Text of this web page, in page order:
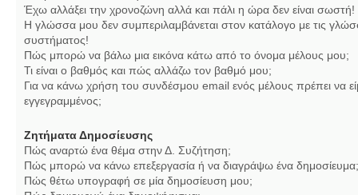
Έχω αλλάξει την χρονοζώνη αλλά και πάλι η ώρα δεν είναι σωστή!
Η γλώσσα μου δεν συμπεριλαμβάνεται στον κατάλογο με τις
συστήματος!
Πώς μπορώ να βάλω μια εικόνα κάτω από το όνομα μέλους μου;
Τι είναι ο βαθμός και πώς αλλάζω τον βαθμό μου;
Για να κάνω χρήση του συνδέσμου email ενός μέλους πρέπει να
εγγεγραμμένος;
Ζητήματα Δημοσίευσης
Πώς αναρτώ ένα θέμα στην Δ. Συζήτηση;
Πώς μπορώ να κάνω επεξεργασία ή να διαγράψω ένα δημοσίευμα;
Πώς θέτω υπογραφή σε μία δημοσίευση μου;